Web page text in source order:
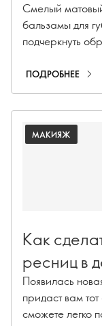
Смелый
бальзамы для
подчеркнуть
макияжа, -
выборе
кратком
решение. В THE
ПОДРОБНЕЕ
МАКИЯЖ
Как
ресниц в
Появилась
придаст вам
сможете легко